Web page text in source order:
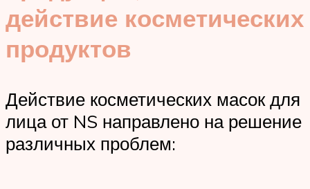
действие косметических
продуктов
Действие косметических масок для
лица от NS направлено на решение
различных проблем: